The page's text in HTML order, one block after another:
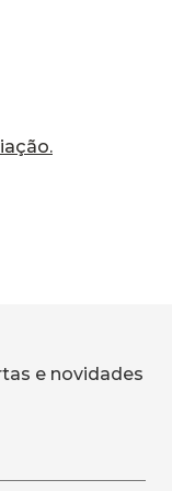
e novidades